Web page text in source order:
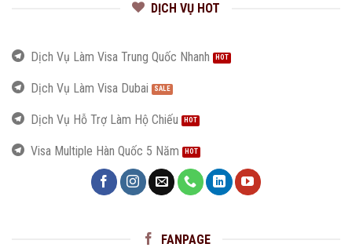
DỊCH VỤ HOT
Dịch Vụ Làm Visa Trung Quốc Nhanh
Dịch Vụ Làm Visa Dubai
Dịch Vụ Hỗ Trợ Làm Hộ Chiếu
Visa Multiple Hàn Quốc 5 Năm
FANPAGE